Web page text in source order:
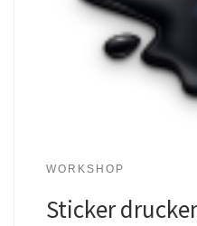
WORKSHOP
Sticker